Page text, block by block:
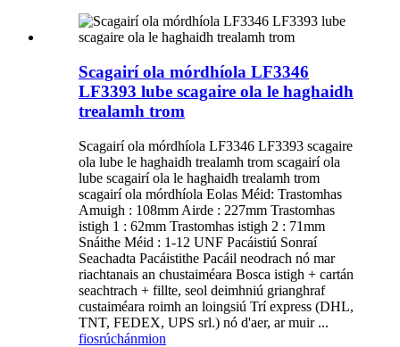
Scagairí ola mórdhíola LF3346
LF3393 lube scagaire ola le haghaidh
trealamh trom
Scagairí ola mórdhíola LF3346 LF3393 scagaire
ola lube le haghaidh trealamh trom scagairí ola
lube scagairí ola le haghaidh trealamh trom
scagairí ola mórdhíola Eolas Méid: Trastomhas
Amuigh : 108mm Airde : 227mm Trastomhas
istigh 1 : 62mm Trastomhas istigh 2 : 71mm
Snáithe Méid : 1-12 UNF Pacáistiú Sonraí
Seachadta Pacáistithe Pacáil neodrach nó mar
riachtanais an chustaiméara Bosca istigh + cartán
seachtrach + fillte, seol deimhniú grianghraf
custaiméara roimh an loingsiú Trí express (DHL,
TNT, FEDEX, UPS srl.) nó d'aer, ar muir ...
fiosrúchánmion